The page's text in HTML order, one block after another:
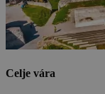
Celje vára